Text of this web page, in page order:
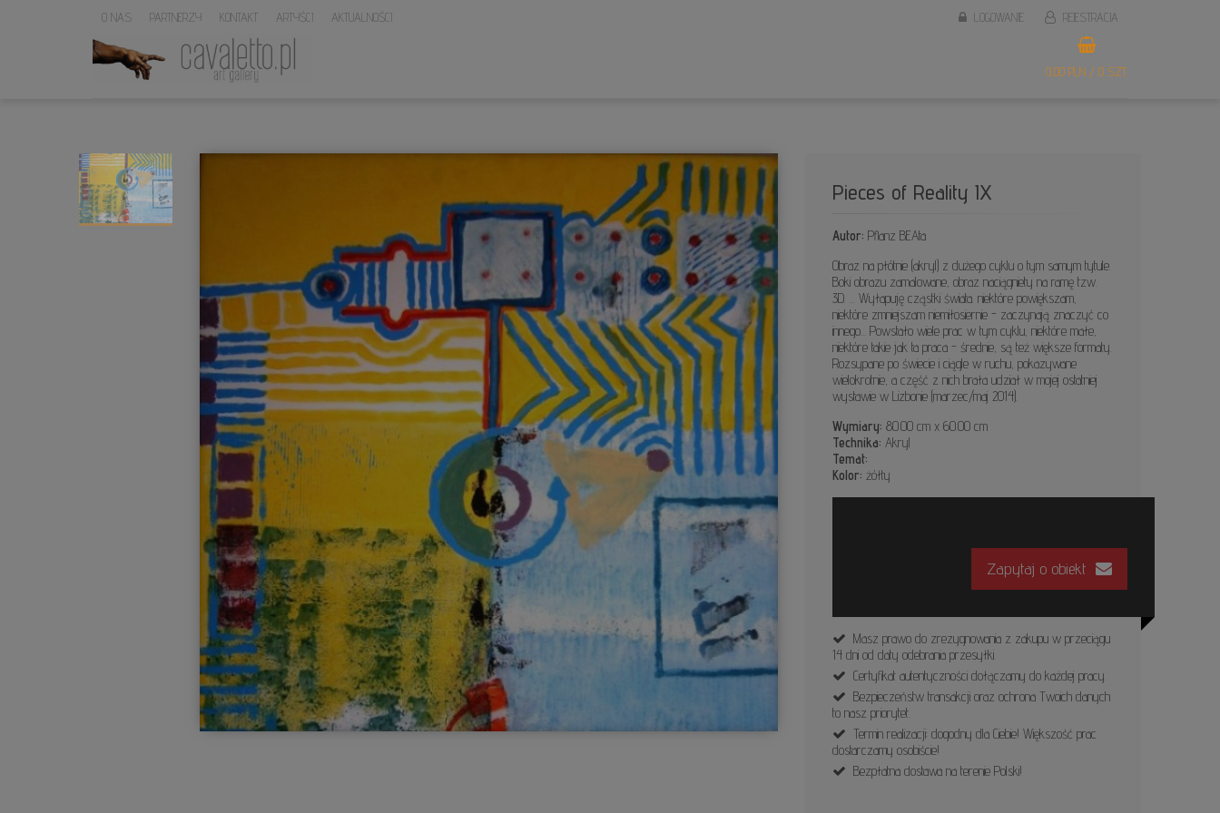
O NAS PARTNERZY KONTAKT ARTYŚCI AKTUALNOŚCI LOGOWANIE REJESTRACJA
0,00 PLN / 0 SZT.
Pieces of Reality IX
Autor: Pflanz BEAta
Obraz na płótnie (akryl) z dużego cyklu o tym samym tytule.
Boki obrazu zamalowane, obraz naciągniety na ramę tzw.
3D. ... Wyłapuję cząstki świata. niektóre powiększam,
niektóre zmniejszam niemiłosiernie - zaczynają znaczyć co
innego... Powstało wiele prac w tym cyklu, niektóre małe,
niektóre takie jak ta praca - średnie, są też większe formaty.
Rozsypane po świecie i ciągle w ruchu, pokazywane
wielokrotnie, a część z nich brała udział w mojej ostatniej
wystawie w Lizbonie (marzec/maj 2014).
Wymiary: 80.00 cm x 60.00 cm
Technika: Akryl
Temat:
Kolor: żółty
Zapytaj o obiekt
Masz prawo do zrezygnowania z zakupu w przeciągu
14 dni od daty odebrania przesyłki.
Certyfikat autentyczności dołączamy do każdej pracy.
Bezpieczeństw transakcji oraz ochrona Twoich danych
to nasz priorytet.
Termin realizacji: dogodny dla Ciebie! Większość prac
dostarczamy osobiście!
Bezpłatna dostawa na terenie Polski!